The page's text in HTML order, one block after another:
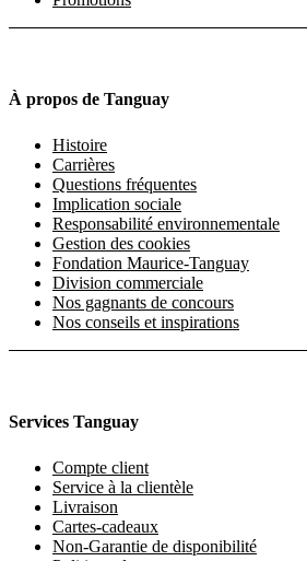
À propos de Tanguay
Histoire
Carrières
Questions fréquentes
Implication sociale
Responsabilité environnementale
Gestion des cookies
Fondation Maurice-Tanguay
Division commerciale
Nos gagnants de concours
Nos conseils et inspirations
Services Tanguay
Compte client
Service à la clientèle
Livraison
Cartes-cadeaux
Non-Garantie de disponibilité